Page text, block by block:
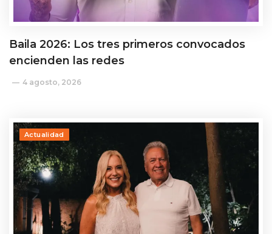
Baila 2026: Los tres primeros convocados
encienden las redes
4 agosto, 2026
Actualidad